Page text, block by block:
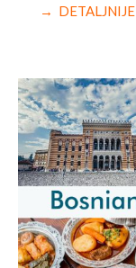
→ DETALJNIJE